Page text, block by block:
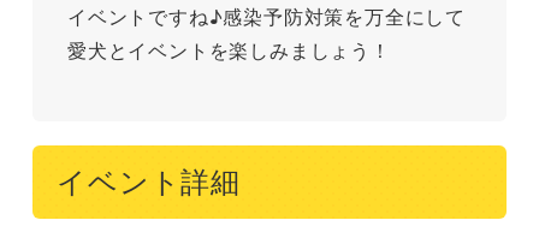
イベントですね♪感染予防対策を万全にして
愛犬とイベントを楽しみましょう！
イベント詳細